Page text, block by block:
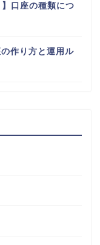
口座の種類につ
作り方と運用ル